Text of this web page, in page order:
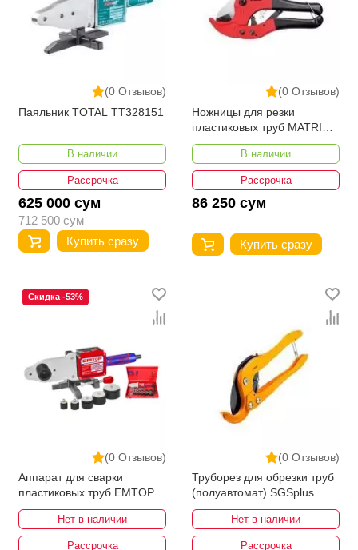
(0 Отзывов)
Паяльник TOTAL TT328151
В наличии
Рассрочка
625 000 сум
712 500 сум
Купить сразу
(0 Отзывов)
Ножницы для резки
пластиковых труб MATRIX
7841059
В наличии
Рассрочка
86 250 сум
Купить сразу
(0 Отзывов)
Скидка -53%
Аппарат для сварки
пластиковых труб EMTOP
EPTW15001
Нет в наличии
Рассрочка
(0 Отзывов)
Труборез для обрезки труб
(полуавтомат) SGSplus
SGS1016
Нет в наличии
Рассрочка